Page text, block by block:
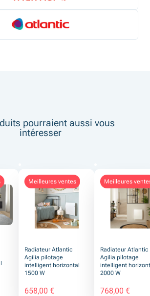
pourraient aussi vous
intéresser
meilleures ventes
Radiateur Atlantic
Agilia pilotage
intelligent horizontal
1500 W
658,00 €
meilleures
Radiateur Atlantic
Agilia pilotage
intelligent
2000 W
768,00 €